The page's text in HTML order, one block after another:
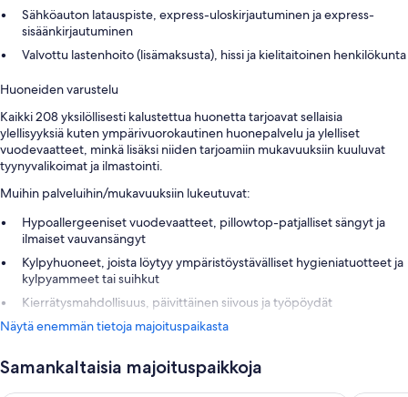
Sähköauton latauspiste, express-uloskirjautuminen ja express-
sisäänkirjautuminen
Valvottu lastenhoito (lisämaksusta), hissi ja kielitaitoinen henkilökunta
Huoneiden varustelu
Kaikki 208 yksilöllisesti kalustettua huonetta tarjoavat sellaisia
ylellisyyksiä kuten ympärivuorokautinen huonepalvelu ja ylelliset
vuodevaatteet, minkä lisäksi niiden tarjoamiin mukavuuksiin kuuluvat
tyynyvalikoimat ja ilmastointi.
Muihin palveluihin/mukavuuksiin lukeutuvat:
Hypoallergeeniset vuodevaatteet, pillowtop-patjalliset sängyt ja
ilmaiset vauvansängyt
Kylpyhuoneet, joista löytyy ympäristöystävälliset hygieniatuotteet ja
kylpyammeet tai suihkut
Kierrätysmahdollisuus, päivittäinen siivous ja työpöydät
Näytä enemmän tietoja majoituspaikasta
Samankaltaisia majoituspaikkoja